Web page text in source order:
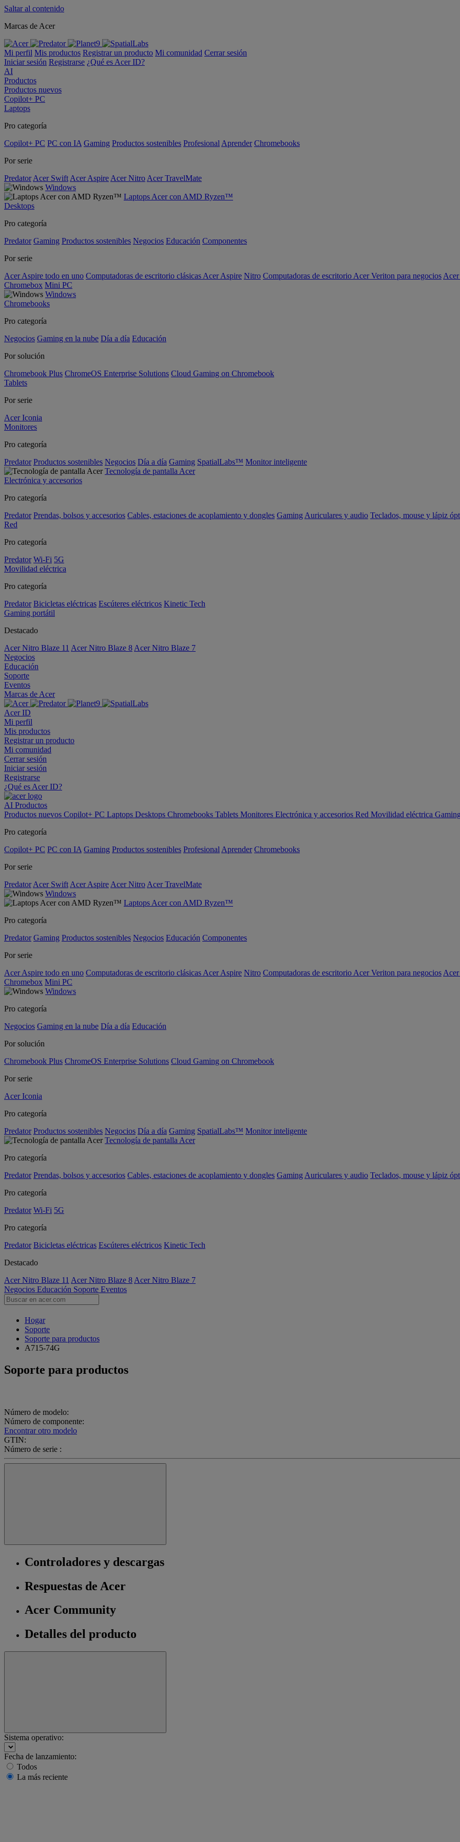
Saltar al contenido
Marcas de Acer
Mi perfil Mis productos Registrar un producto Mi comunidad Cerrar sesión
Iniciar sesión Registrarse ¿Qué es Acer ID?
AI
Productos
Productos nuevos
Copilot+ PC
Laptops
Pro categoría
Copilot+ PC PC con IA Gaming Productos sostenibles Profesional Aprender Chromebooks
Por serie
Predator Acer Swift Acer Aspire Acer Nitro Acer TravelMate
Windows
Laptops Acer con AMD Ryzen™
Desktops
Pro categoría
Predator Gaming Productos sostenibles Negocios Educación Componentes
Por serie
Acer Aspire todo en uno Computadoras de escritorio clásicas Acer Aspire Nitro Computadoras de escritorio Acer Veriton para negocios
Chromebox Mini PC
Windows
Chromebooks
Pro categoría
Negocios Gaming en la nube Día a día Educación
Por solución
Chromebook Plus ChromeOS Enterprise Solutions Cloud Gaming on Chromebook
Tablets
Por serie
Acer Iconia
Monitores
Pro categoría
Predator Productos sostenibles Negocios Día a día Gaming SpatialLabs™ Monitor inteligente
Tecnología de pantalla Acer
Electrónica y accesorios
Pro categoría
Predator Prendas, bolsos y accesorios Cables, estaciones de acoplamiento y dongles Gaming Auriculares y audio Teclados, mouse y lápiz
Red
Pro categoría
Predator Wi-Fi 5G
Movilidad eléctrica
Pro categoría
Predator Bicicletas eléctricas Escúteres eléctricos Kinetic Tech
Gaming portátil
Destacado
Acer Nitro Blaze 11 Acer Nitro Blaze 8 Acer Nitro Blaze 7
Negocios
Educación
Soporte
Eventos
Marcas de Acer
Acer ID
Mi perfil
Mis productos
Registrar un producto
Mi comunidad
Cerrar sesión
Iniciar sesión
Registrarse
¿Qué es Acer ID?
AI Productos
Productos nuevos Copilot+ PC Laptops Desktops Chromebooks Tablets Monitores Electrónica y accesorios Red Movilidad eléctrica
Pro categoría
Copilot+ PC PC con IA Gaming Productos sostenibles Profesional Aprender Chromebooks
Por serie
Predator Acer Swift Acer Aspire Acer Nitro Acer TravelMate
Windows
Laptops Acer con AMD Ryzen™
Pro categoría
Predator Gaming Productos sostenibles Negocios Educación Componentes
Por serie
Acer Aspire todo en uno Computadoras de escritorio clásicas Acer Aspire Nitro Computadoras de escritorio Acer Veriton para negocios
Chromebox Mini PC
Windows
Pro categoría
Negocios Gaming en la nube Día a día Educación
Por solución
Chromebook Plus ChromeOS Enterprise Solutions Cloud Gaming on Chromebook
Por serie
Acer Iconia
Pro categoría
Predator Productos sostenibles Negocios Día a día Gaming SpatialLabs™ Monitor inteligente
Tecnología de pantalla Acer
Pro categoría
Predator Prendas, bolsos y accesorios Cables, estaciones de acoplamiento y dongles Gaming Auriculares y audio Teclados, mouse y lápiz
Pro categoría
Predator Wi-Fi 5G
Pro categoría
Predator Bicicletas eléctricas Escúteres eléctricos Kinetic Tech
Destacado
Acer Nitro Blaze 11 Acer Nitro Blaze 8 Acer Nitro Blaze 7
Negocios Educación Soporte Eventos
Hogar
Soporte
Soporte para productos
A715-74G
Soporte para productos
Número de modelo:
Número de componente:
Encontrar otro modelo
GTIN:
Número de serie :
Controladores y descargas
Respuestas de Acer
Acer Community
Detalles del producto
Sistema operativo:
Fecha de lanzamiento:
Todos
La más reciente